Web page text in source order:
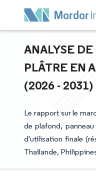
ANALYSE
PLÂTRE EN
(2026 - 2031)
Le rapport sur le
de plafond,
d'utilisation finale
Thaïlande,